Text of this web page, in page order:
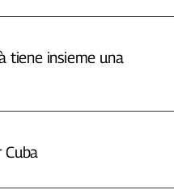
tiene insieme una
Cuba